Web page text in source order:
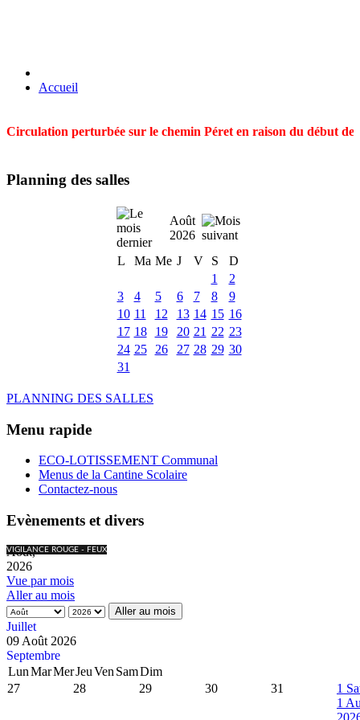
Accueil
Circulation perturbée sur le chemin Péret en raison du début
Planning des salles
Août
2026
L
Ma Me J V S
D
1
2
3
4 5 6 7 8
9
10 11 12 13 14 15 16
17 18 19 20 21 22 23
24 25 26 27 28 29 30
31
PLANNING DES SALLES
Menu rapide
ECO-LOTISSEMENT Communal
Menus de la Cantine Scolaire
Contactez-nous
Evènements et divers
VIGILANCE ROUGE - FEUX
Août,
2026
Vue par mois
Aller au mois
Aller au mois
Juillet
09 Août 2026
Septembre
LunMarMerJeuVen SamDim
27
28 29 30 31 1
1